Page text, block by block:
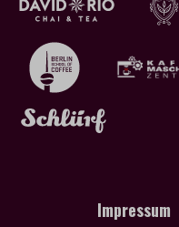
Impressum